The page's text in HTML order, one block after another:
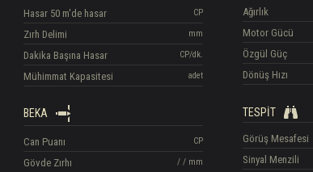
CP
Hasar 50 m'de hasar
mm
Zırh Delimi
CP/dk.
Dakika Başına Hasar
adet
Mühimmat Kapasitesi
Ağırlık
Motor Gücü
Özgül Güç
Dönüş Hızı
BEKA
CP
Can Puanı
/ / mm
Gövde Zırhı
TESPIT
Görüş Mesafesi
Sinyal Menzili